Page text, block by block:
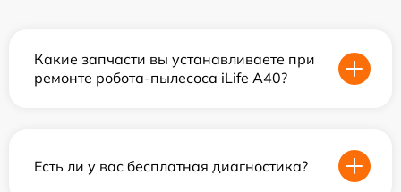
Какие запчасти вы устанавливаете при
ремонте робота-пылесоса iLife A40?
Есть ли у вас бесплатная диагностика?